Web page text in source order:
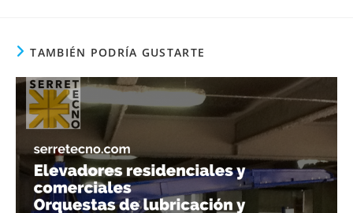
TAMBIÉN PODRÍA GUSTARTE